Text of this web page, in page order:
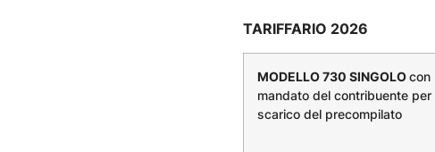
TARIFFARIO 2026
MODELLO 730 SINGOLOcon
mandato del contribuente per
scarico del precompilato